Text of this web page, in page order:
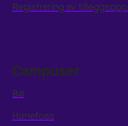
Registrering av
Campuser
Bø
Hønefoss